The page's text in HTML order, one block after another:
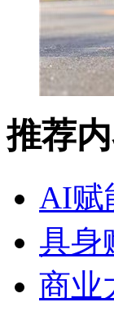
推荐
AI赋
具身
商业